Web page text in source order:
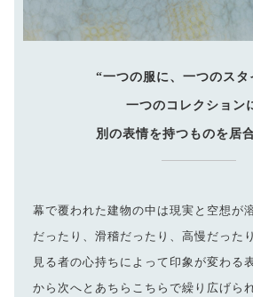
“一つの服に、一つのスタ
一つのコレクション
別の表情を持つものを居
幕で覆われた建物の中は現実と空想が
だったり、滑稽だったり、高慢だった
見る者の心持ちによって印象が変わる
から次へとあちらこちらで繰り広げら